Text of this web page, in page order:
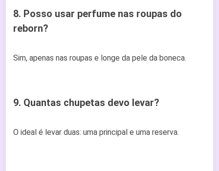
8. Posso usar perfume nas roupas do
reborn?
Sim, apenas nas roupas e longe da pele da boneca.
9. Quantas chupetas devo levar?
O ideal é levar duas: uma principal e uma reserva.